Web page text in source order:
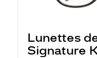
Lunettes
Signature